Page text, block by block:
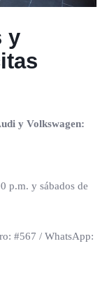
y
y Volkswagen:
p.m. y sábados de
#567 / WhatsApp: